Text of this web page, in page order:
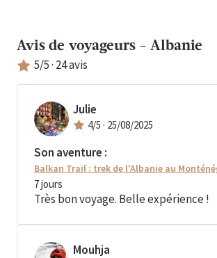
Avis de voyageurs -Albanie
5/5 · 24avis
Julie
4/5 · 25/08/2025
Son aventure :
Balkan Trail : trek de l'Albanie au
7jours
Très bon voyage. Belle expérience !
Mouhja